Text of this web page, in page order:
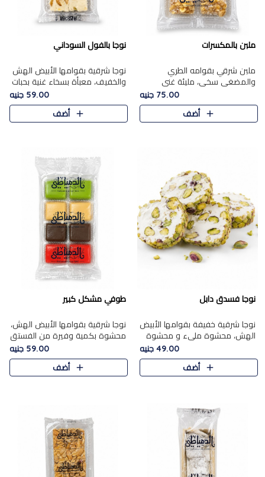
ملبن بالمكسرات
ملبن شرقي بقوامه الطري
والمضغي سخي، مليئة غني
بتشكيلة فاخرة من المكسرات
مشكلة المختارة التي تقدم تضيف
قرمشة مميزة مرضية ونكهة
75.00 جنيه
أضف
نوجا بالفول السوداني
نوجا شرقية بقوامها الأبيض الهش
والخفيف، معبأة بسخاء غنية بحبات
الفول السوداني المحمص التي
يقدم تضيف قرمشة مميزة مرضية
وتوازنًا رائعًا مع حلا..
59.00 جنيه
أضف
نوجا فسدق دابل
نوجا شرقية خفيفة بقوامها الأبيض
الهش، محشوة مليء و محشوة
بـكمية وفيرة من الفستق الفاخر
لتمنحك نكهة مكسرات غنية
وقرمشة مميزة في كل قطعة و
49.00 جنيه
أضف
طوفي مشكل كبير
نوجا شرقية بقوامها الأبيض الهش،
محشوة بكمية وفيرة من الفستق
الفاخر لتمنحك نكهة غنية وقرمشة
مميزة في كل قطعة، لتجربة تجمع
بين الفخامة والمذاق..
59.00 جنيه
أضف